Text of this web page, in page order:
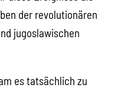
der revolutionären
jugoslawischen
es tatsächlich zu